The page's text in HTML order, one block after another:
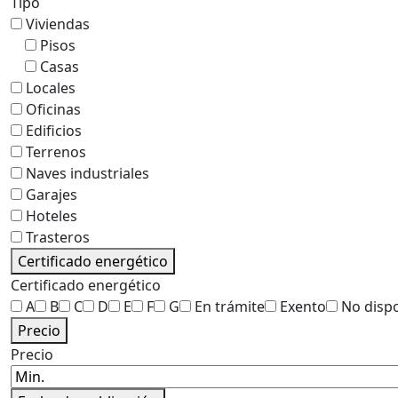
Viviendas
Pisos
Casas
Locales
Oficinas
Edificios
Terrenos
Naves industriales
Garajes
Hoteles
Trasteros
Certificado energético
Certificado energético
A
B C D E F G En trámite Exento
No
Precio
Precio